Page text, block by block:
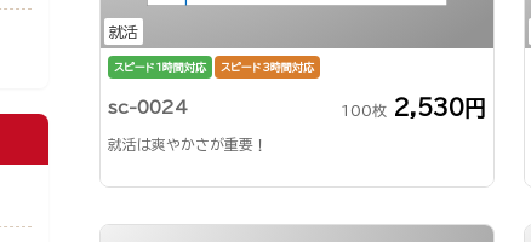
就活
スピード1時間対応 スピード3時間対応
sc-0024 100枚 2,530円
就活は爽やかさが重要！